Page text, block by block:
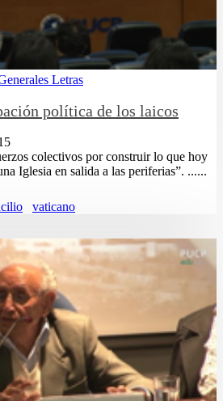
Letras
política de los laicos
colectivos por construir lo que hoy
Iglesia en salida a las periferias”. ......
vaticano